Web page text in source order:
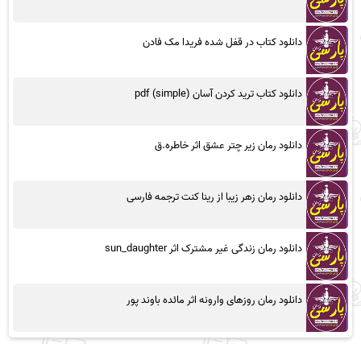
دانلود کتاب در قفل شده فریدا مک فادن
دانلود کتاب ترید کردن آسان (simple) pdf
دانلود رمان زیر چتر عشق اثر خاطره.ق
دانلود رمان زهر زیبا از رینا کنت ترجمه فارسی
دانلود رمان زندگی غیر مشترک اثر sun_daughter
دانلود رمان روزهای وارونه اثر مائده باوند پور